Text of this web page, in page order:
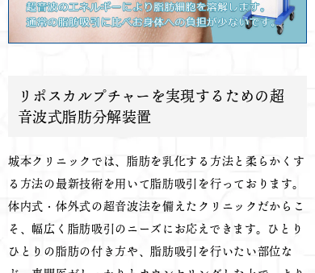
リポスカルプチャーを実現するための超
音波式脂肪分解装置
城本クリニックでは、脂肪を乳化する方法と柔らかくす
る方法の最新技術を用いて脂肪吸引を行っております。
体内式・体外式の超音波法を備えたクリニックだからこ
そ、幅広く脂肪吸引のニーズにお応えできます。ひとり
ひとりの脂肪の付き方や、脂肪吸引を行いたい部位な